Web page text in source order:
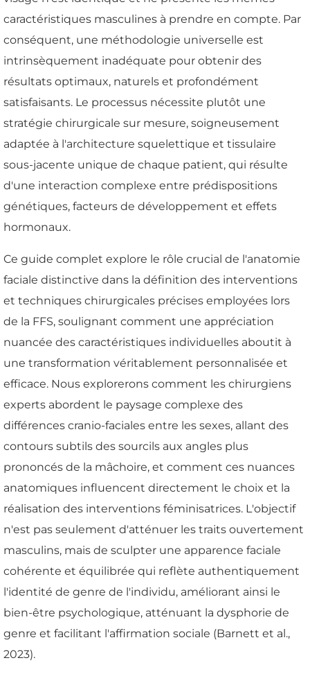
caractéristiques masculines à prendre en compte. Par
conséquent, une méthodologie universelle est
intrinsèquement inadéquate pour obtenir des
résultats optimaux, naturels et profondément
satisfaisants. Le processus nécessite plutôt une
stratégie chirurgicale sur mesure, soigneusement
adaptée à l'architecture squelettique et tissulaire
sous-jacente unique de chaque patient, qui résulte
d'une interaction complexe entre prédispositions
génétiques, facteurs de développement et effets
hormonaux.
Ce guide complet explore le rôle crucial de l'anatomie
faciale distinctive dans la définition des interventions
et techniques chirurgicales précises employées lors
de la FFS, soulignant comment une appréciation
nuancée des caractéristiques individuelles aboutit à
une transformation véritablement personnalisée et
efficace. Nous explorerons comment les chirurgiens
experts abordent le paysage complexe des
différences cranio-faciales entre les sexes, allant des
contours subtils des sourcils aux angles plus
prononcés de la mâchoire, et comment ces nuances
anatomiques influencent directement le choix et la
réalisation des interventions féminisatrices. L'objectif
n'est pas seulement d'atténuer les traits ouvertement
masculins, mais de sculpter une apparence faciale
cohérente et équilibrée qui reflète authentiquement
l'identité de genre de l'individu, améliorant ainsi le
bien-être psychologique, atténuant la dysphorie de
genre et facilitant l'affirmation sociale (Barnett et al.,
2023).